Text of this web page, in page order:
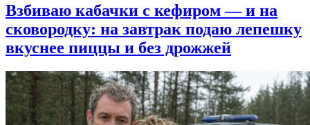
Взбиваю кабачки с кефиром — и на
сковородку: на завтрак подаю лепешку
вкуснее пиццы и без дрожжей